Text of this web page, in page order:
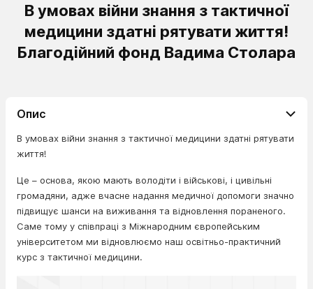
В умовах війни знання з тактичної
медицини здатні рятувати життя!
Благодійний фонд Вадима Столара
Опис
В умовах війни знання з тактичної медицини здатні рятувати
життя!
Це – основа, якою мають володіти і військові, і цивільні
громадяни, адже вчасне надання медичної допомоги значно
підвищує шанси на виживання та відновлення пораненого.
Саме тому у співпраці з Міжнародним європейським
університетом ми відновлюємо наш освітньо-практичний
курс з тактичної медицини.